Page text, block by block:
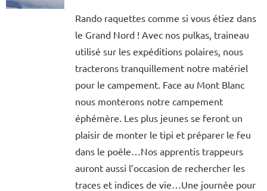
Rando raquettes comme si vous étiez dans
le Grand Nord ! Avec nos pulkas, traineau
utilisé sur les expéditions polaires, nous
tracterons tranquillement notre matériel
pour le campement. Face au Mont Blanc
nous monterons notre campement
éphémère. Les plus jeunes se feront un
plaisir de monter le tipi et préparer le feu
dans le poêle…Nos apprentis trappeurs
auront aussi l’occasion de rechercher les
traces et indices de vie…Une journée pour